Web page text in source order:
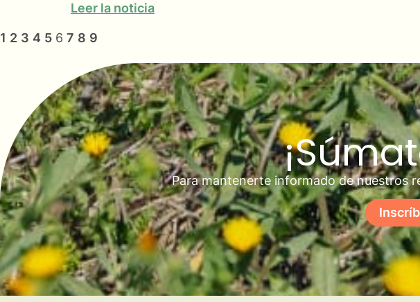
Leer la noticia
1 2 3 4 5 6 7 8 9
Para mantenerte informado de nuestros